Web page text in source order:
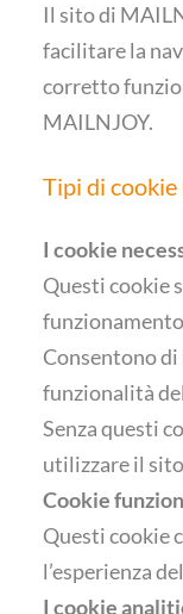
Il sito di
facilitare la
corretto
MAILNJOY.
Tipi di
I cookie
Questi cookie
Consentono
funzionalità
Senza questi
utilizzare il
Cookie
Questi cookie
l’esperienza
I cookie